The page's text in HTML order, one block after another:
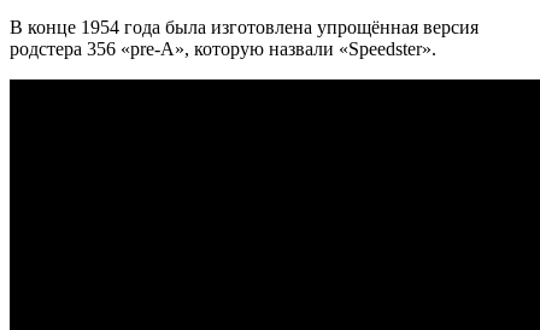
В конце 1954 года была изготовлена упрощённая версия
родстера 356 «pre-A», которую назвали «Speedster».